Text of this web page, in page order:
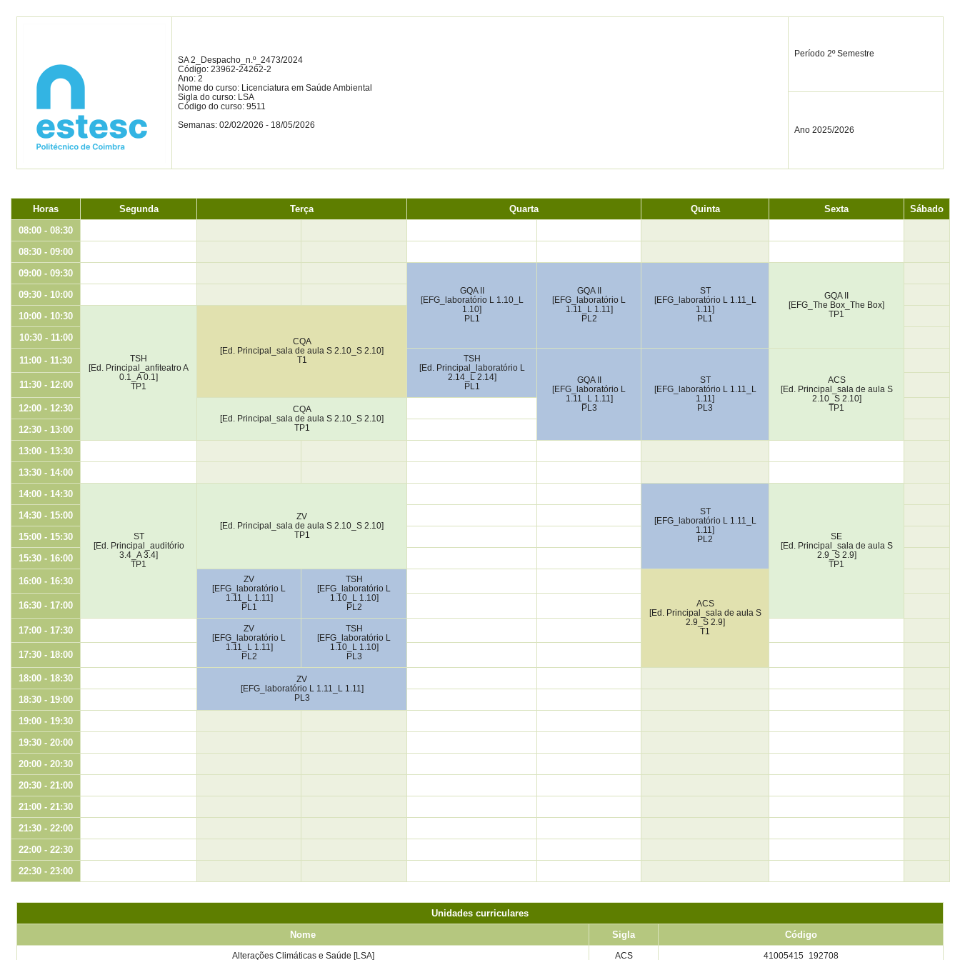
SA 2_Despacho_n.º_2473/2024
Código: 23962-24262-2
Ano: 2
Nome do curso: Licenciatura em Saúde Ambiental
Sigla do curso: LSA
Código do curso: 9511
Semanas: 02/02/2026 - 18/05/2026
Período 2º Semestre
Ano 2025/2026
Horas Segunda Terça Quarta Quinta Sexta
Sábado
08:00 - 08:30
08:30 - 09:00
09:00 - 09:30
GQA II
[EFG_laboratório L 1.10_L
1.10]
PL1
GQA II
[EFG_laboratório L
1.11_L 1.11]
PL2
ST
[EFG_laboratório L 1.11_L
1.11]
PL1
GQA II
[EFG_The Box_The Box]
TP1
09:30 - 10:00
10:00 - 10:30
TSH
[Ed. Principal_anfiteatro A
0.1_A 0.1]
TP1
CQA
[Ed. Principal_sala de aula S 2.10_S 2.10]
T1
10:30 - 11:00
11:00 - 11:30
TSH
[Ed. Principal_laboratório L
2.14_L 2.14]
PL1
GQA II
[EFG_laboratório L
1.11_L 1.11]
PL3
ST
[EFG_laboratório L 1.11_L
1.11]
PL3
ACS
[Ed. Principal_sala de aula S
2.10_S 2.10]
TP1
11:30 - 12:00
12:00 - 12:30
CQA
[Ed. Principal_sala de aula S 2.10_S 2.10]
TP1
12:30 - 13:00
13:00 - 13:30
13:30 - 14:00
14:00 - 14:30
ST
[Ed. Principal_auditório
3.4_A 3.4]
TP1
ZV
[Ed. Principal_sala de aula S 2.10_S 2.10]
TP1
ST
[EFG_laboratório L 1.11_L
1.11]
PL2
SE
[Ed. Principal_sala de aula S
2.9_S 2.9]
TP1
14:30 - 15:00
15:00 - 15:30
15:30 - 16:00
16:00 - 16:30
ZV
[EFG_laboratório L
1.11_L 1.11]
PL1
TSH
[EFG_laboratório L
1.10_L 1.10]
PL2
ACS
[Ed. Principal_sala de aula S
2.9_S 2.9]
T1
16:30 - 17:00
17:00 - 17:30
ZV
[EFG_laboratório L
1.11_L 1.11]
PL2
TSH
[EFG_laboratório L
1.10_L 1.10]
PL3
17:30 - 18:00
18:00 - 18:30
ZV
[EFG_laboratório L 1.11_L 1.11]
PL3
18:30 - 19:00
19:00 - 19:30
19:30 - 20:00
20:00 - 20:30
20:30 - 21:00
21:00 - 21:30
21:30 - 22:00
22:00 - 22:30
22:30 - 23:00
Unidades curriculares
Nome
Sigla Código
Alterações Climáticas e Saúde [LSA] ACS 41005415_192708